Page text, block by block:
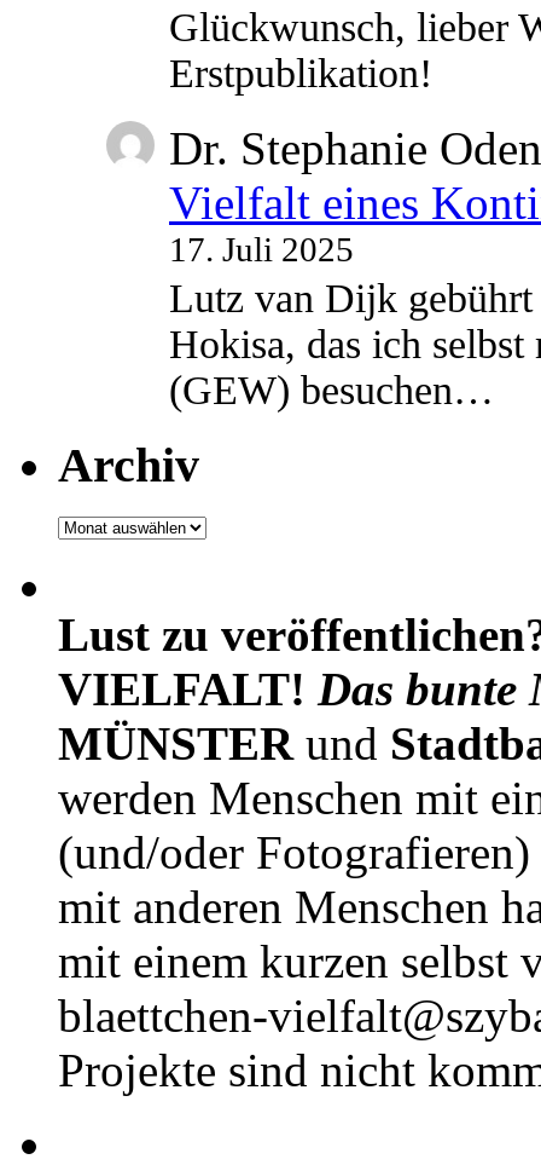
Glückwunsch, lieber
Erstpublikation!
Dr. Stephanie
Vielfalt eines
17. Juli 2025
Lutz van Dijk
Hokisa, das ich
(GEW) besuchen…
Archiv
Archiv
Lust zu
VIELFALT! Das bunte
MÜNSTERund
werden Menschen mit
(und/oder
mit anderen Menschen
mit einem kurzen selbst
blaettchen-
Projekte sind nicht